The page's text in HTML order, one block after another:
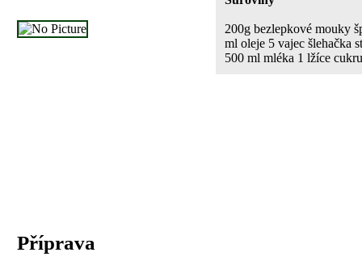
200g bezlepkové mouky
ml oleje 5 vajec šlehačka
500 ml mléka 1 lžíce cukru
Příprava